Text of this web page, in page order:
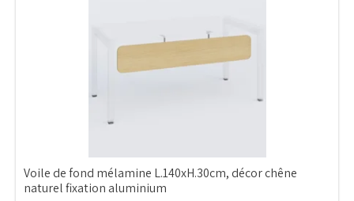
Voile de fond mélamine L.140xH.30cm, décor chêne
naturel fixation aluminium